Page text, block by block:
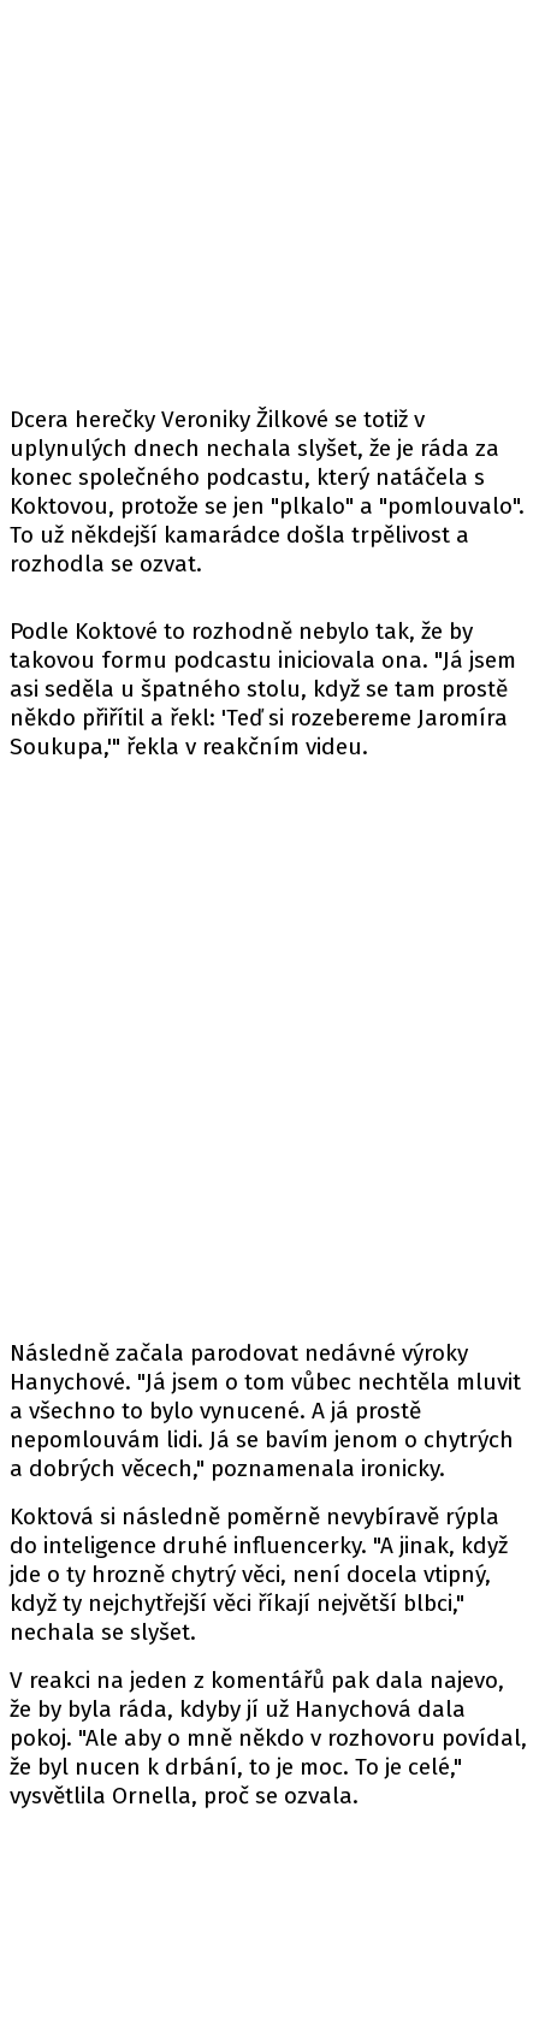
Dcera herečky Veroniky Žilkové se totiž v
uplynulých dnech nechala slyšet, že je ráda za
konec společného podcastu, který natáčela s
Koktovou, protože se jen "plkalo" a "pomlouvalo".
To už někdejší kamarádce došla trpělivost a
rozhodla se ozvat.
Podle Koktové to rozhodně nebylo tak, že by
takovou formu podcastu iniciovala ona. "Já jsem
asi seděla u špatného stolu, když se tam prostě
někdo přiřítil a řekl: 'Teď si rozebereme Jaromíra
Soukupa,'" řekla v reakčním videu.
Následně začala parodovat nedávné výroky
Hanychové. "Já jsem o tom vůbec nechtěla mluvit
a všechno to bylo vynucené. A já prostě
nepomlouvám lidi. Já se bavím jenom o chytrých
a dobrých věcech," poznamenala ironicky.
Koktová si následně poměrně nevybíravě rýpla
do inteligence druhé influencerky. "A jinak, když
jde o ty hrozně chytrý věci, není docela vtipný,
když ty nejchytřejší věci říkají největší blbci,"
nechala se slyšet.
V reakci na jeden z komentářů pak dala najevo,
že by byla ráda, kdyby jí už Hanychová dala
pokoj. "Ale aby o mně někdo v rozhovoru povídal,
že byl nucen k drbání, to je moc. To je celé,"
vysvětlila Ornella, proč se ozvala.